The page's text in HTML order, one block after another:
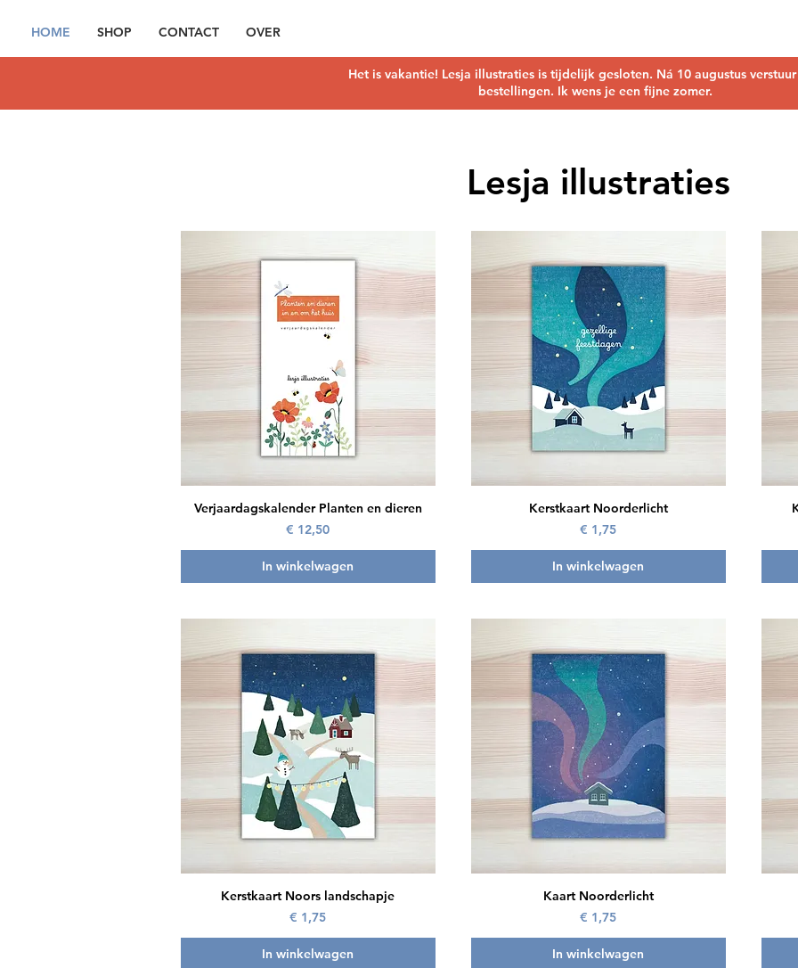
HOME SHOP CONTACT OVER
Het is vakantie! Lesja illustraties is tijdelijk gesloten. Ná 10 augustus
bestellingen. Ik wens je een fijne zomer.
Lesja illustraties
Snel overzicht
Verjaardagskalender Planten en dieren
Prijs
€ 12,50
In winkelwagen
Snel overzicht
Kerstkaart Noorderlicht
Prijs
€ 1,75
In winkelwagen
Snel overzicht
Kerstkaart Noors landschapje
Prijs
€ 1,75
In winkelwagen
Snel overzicht
Kaart Noorderlicht
Prijs
€ 1,75
In winkelwagen